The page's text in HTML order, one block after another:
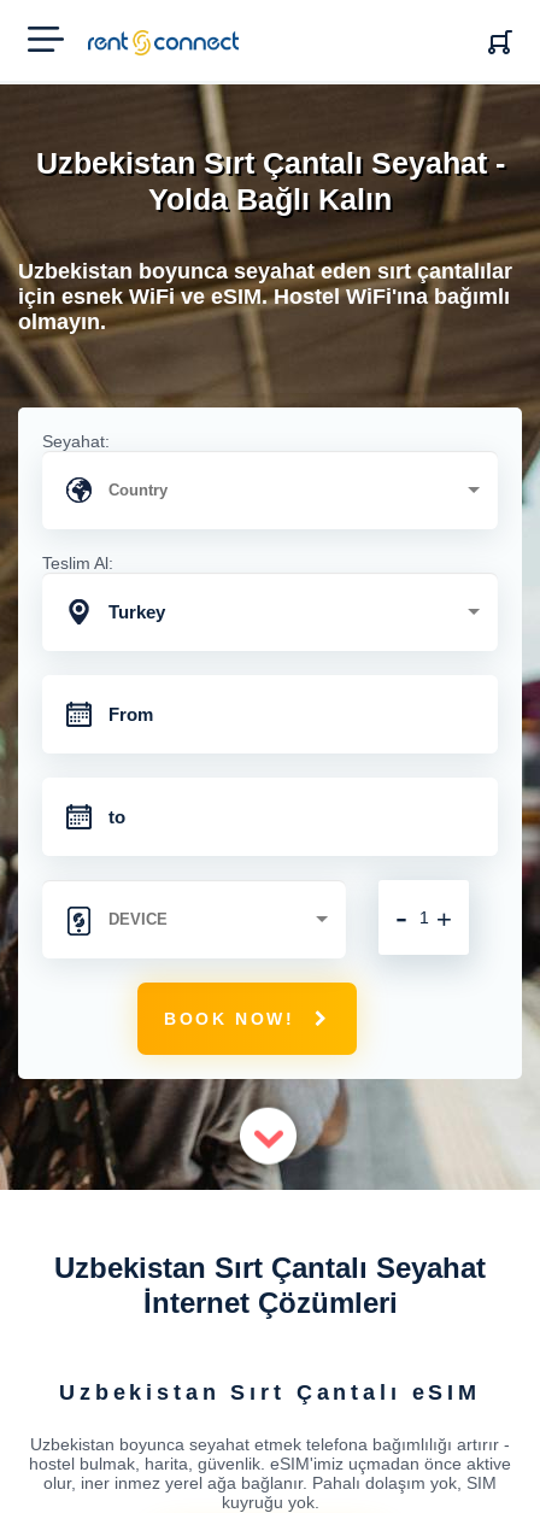
RENT'N
CONNECT
Uzbekistan Sırt Çantalı Seyahat -
Yolda Bağlı Kalın
Uzbekistan boyunca seyahat eden sırt çantalılar
için esnek WiFi ve eSIM. Hostel WiFi'ına bağımlı
olmayın.
Seyahat:
Teslim Al:
Turkey
+
-
BOOK NOW!
Uzbekistan Sırt Çantalı Seyahat
İnternet Çözümleri
Uzbekistan Sırt Çantalı eSIM
Uzbekistan boyunca seyahat etmek telefona bağımlılığı artırır -
hostel bulmak, harita, güvenlik. eSIM'imiz uçmadan önce aktive
olur, iner inmez yerel ağa bağlanır. Pahalı dolaşım yok, SIM
kuyruğu yok.